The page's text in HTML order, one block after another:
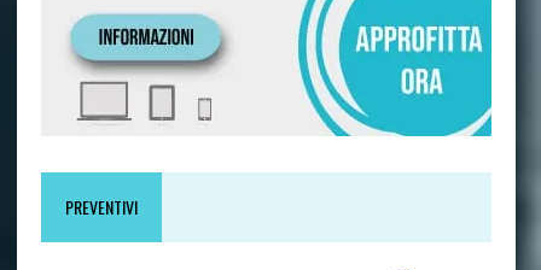
PREVENTIVI